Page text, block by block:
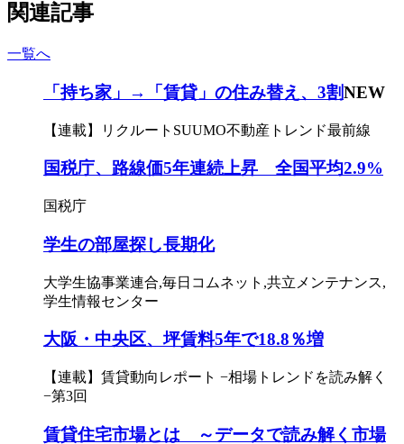
関連記事
一覧へ
「持ち家」→「賃貸」の住み替え、3割NEW
【連載】リクルートSUUMO不動産トレンド最前線
国税庁、路線価5年連続上昇 全国平均2.9%
国税庁
学生の部屋探し長期化
大学生協事業連合,毎日コムネット,共立メンテナンス,
学生情報センター
大阪・中央区、坪賃料5年で18.8％増
【連載】賃貸動向レポート −相場トレンドを読み解く
−第3回
賃貸住宅市場とは ～データで読み解く市場